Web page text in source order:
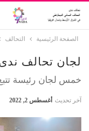
الصفحة الرئيسية التحالف
لجان تحالف
خمس لجان رئيسة تتبع
آخر تحديث أغسطس 2, 2022